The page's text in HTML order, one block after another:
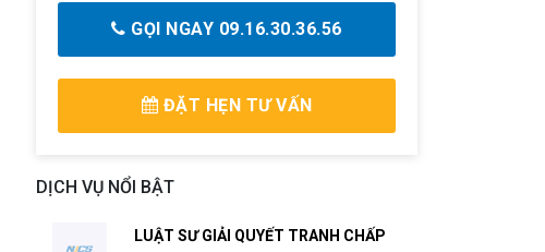
GỌI NGAY 09.16.30.36.56
ĐẶT HẸN TƯ VẤN
DỊCH VỤ NỔI BẬT
LUẬT SƯ GIẢI QUYẾT TRANH CHẤP